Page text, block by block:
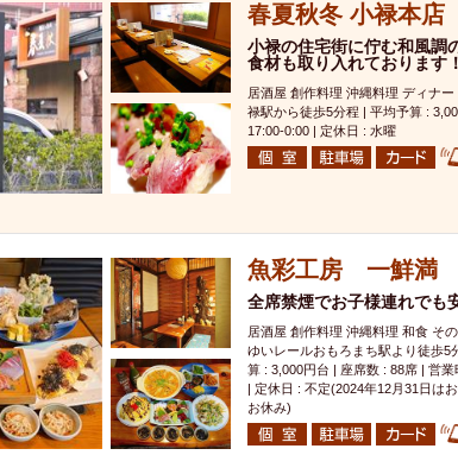
貸切可
大部屋20名 落ち着いた空間 4000円台コース
カード可
厳選日本酒 鮮魚 大衆酒場 ノンアルコー
3000円台コース
ピザ 焼酎
アサヒスーパードライ
県庁前駅周辺 大部屋40名 旭橋
大部屋50名以上～
オリオン 海ぶどう パスタ 民謡
ハッピーアワー
アグー豚
アレルギー対応可能
牧志駅周辺 ペット同伴 ビアガーデ
ダイエット中におススメ
沖縄そば 串揚げ バレンタイ
ソファー
激辛料理 石垣牛 アヒージョ アサヒ 割
ファーストフード
スペシャルディナー ホルモン(もつ)
スクリーン
スペインバル・イタリアンバール
カニ
カフェ ジビエ 安里駅周辺 アジア・エスニッ
春夏秋冬 小禄本店
小禄の住宅街に佇む和風調
食材も取り入れております！
居酒屋 創作料理 沖縄料理 ディナ
禄駅から徒歩5分程 | 平均予算 :
17:00-0:00 | 定休日 : 水曜
魚彩工房 一鮮満
全席禁煙でお子様連れでも
居酒屋 創作料理 沖縄料理 和食 そ
ゆいレールおもろまち駅より徒歩5
算 : 3,000円台 | 座席数 : 88席 | 営
| 定休日 : 不定(2024年12月31日は
お休み)